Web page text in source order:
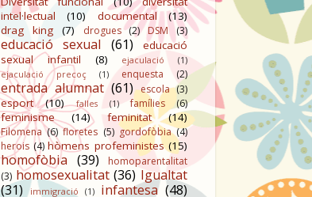
intel·lectual
(10) documental
(13)
drag king
(7) drogues (2) DSM (3)
educació sexual (61)
educació
sexual infantil
(8) ejaculació
(1)
ejaculació precoç
(1) enquesta (2)
entrada alumnat (61) escola (3)
esport (10) falles (1) famílies (6)
feminisme (14) feminitat (14)
Filomena (6) floretes (5) gordofòbia (4)
herois (4) hòmens profeministes (15)
homofòbia (39)
homoparentalitat
(3) homosexualitat (36) Igualtat
(31)
immigració (1) infantesa (48)